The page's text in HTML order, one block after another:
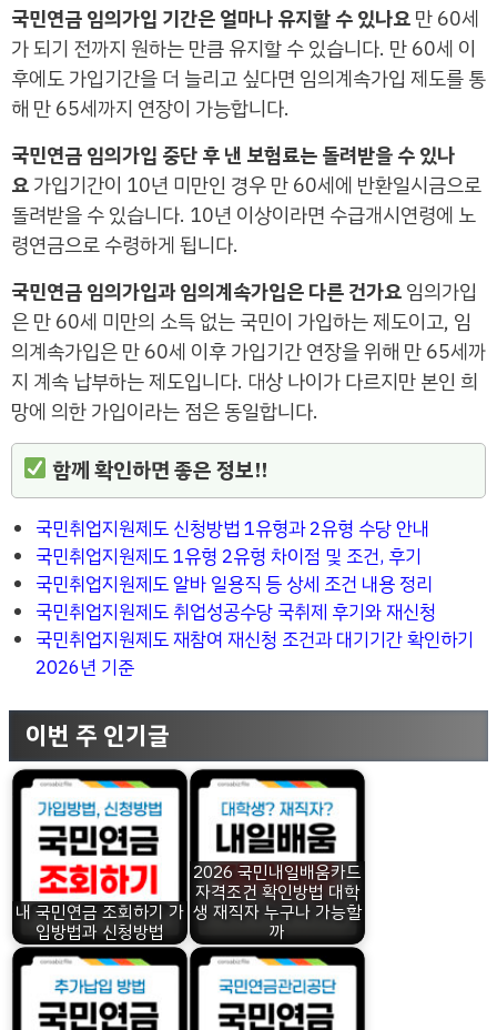
국민연금 임의가입 기간은 얼마나 유지할 수 있나요만 60세
가 되기 전까지 원하는 만큼 유지할 수 있습니다. 만 60세 이
후에도 가입기간을 더 늘리고 싶다면 임의계속가입 제도를 통
해 만 65세까지 연장이 가능합니다.
국민연금 임의가입 중단 후 낸 보험료는 돌려받을 수 있나
요가입기간이 10년 미만인 경우 만 60세에 반환일시금으로
돌려받을 수 있습니다. 10년 이상이라면 수급개시연령에 노
령연금으로 수령하게 됩니다.
국민연금 임의가입과 임의계속가입은 다른 건가요임의가입
은 만 60세 미만의 소득 없는 국민이 가입하는 제도이고, 임
의계속가입은 만 60세 이후 가입기간 연장을 위해 만 65세까
지 계속 납부하는 제도입니다. 대상 나이가 다르지만 본인 희
망에 의한 가입이라는 점은 동일합니다.
함께 확인하면 좋은 정보!!
국민취업지원제도 신청방법 1유형과 2유형 수당 안내
국민취업지원제도 1유형 2유형 차이점 및 조건, 후기
국민취업지원제도 알바 일용직 등 상세 조건 내용 정리
국민취업지원제도 취업성공수당 국취제 후기와 재신청
국민취업지원제도 재참여 재신청 조건과 대기기간 확인하기
2026년 기준
이번 주 인기글
내 국민연금 조회하기 가
입방법과 신청방법
2026 국민내일배움카드
자격조건 확인방법 대학
생 재직자 누구나 가능할
까